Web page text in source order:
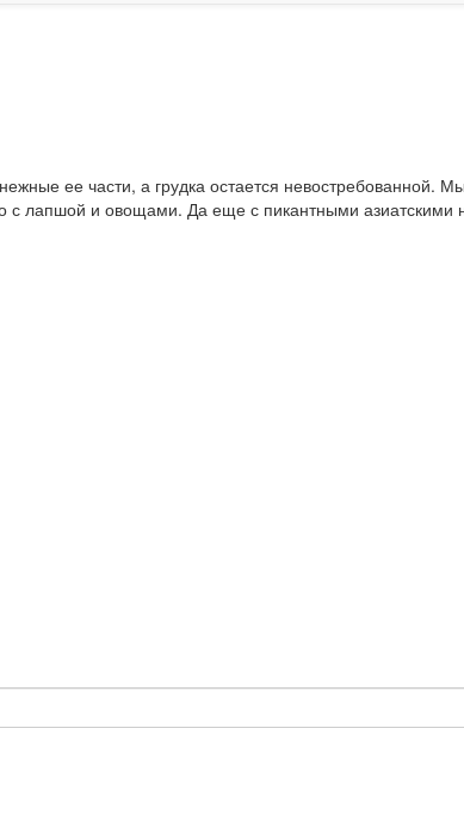
ее части, а грудка остается невостребованной.
с лапшой и овощами. Да еще с пикантными азиатскими